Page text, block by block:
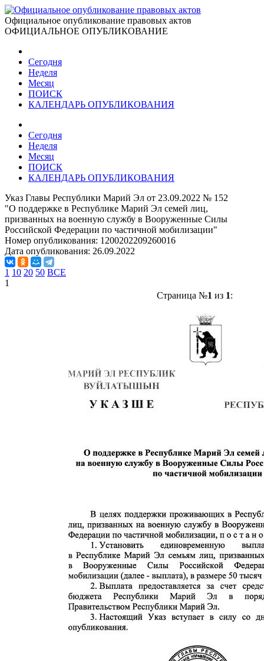
Официальное опубликование правовых актов
ОФИЦИАЛЬНОЕ ОПУБЛИКОВАНИЕ
Сегодня
Неделя
Месяц
ПОИСК
КАЛЕНДАРЬ ОПУБЛИКОВАНИЯ
Сегодня
Неделя
Месяц
ПОИСК
КАЛЕНДАРЬ ОПУБЛИКОВАНИЯ
Указ Главы Республики Марий Эл от 23.09.2022 № 152
"О поддержке в Республике Марий Эл семей лиц,
призванных на военную службу в Вооруженные Силы
Российской Федерации по частичной мобилизации"
Номер опубликования: 1200202209260016
Дата опубликования: 26.09.2022
1 10 20 50 ВСЕ
1
Страница №1 из 1: